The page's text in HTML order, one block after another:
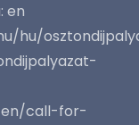
en
hu/
en/call-for-